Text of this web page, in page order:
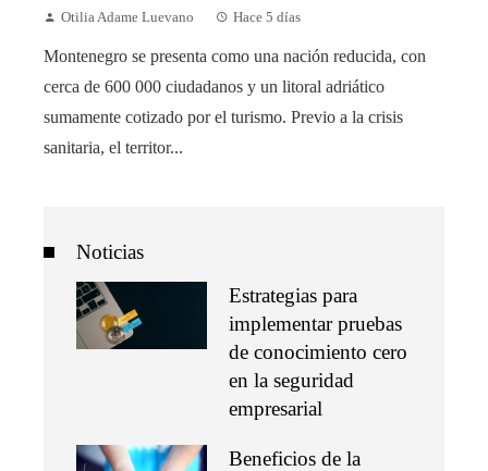
Otilia Adame Luevano Hace 5 días
Montenegro se presenta como una nación reducida, con
cerca de 600 000 ciudadanos y un litoral adriático
sumamente cotizado por el turismo. Previo a la crisis
sanitaria, el territor...
Noticias
Estrategias para
implementar pruebas
de conocimiento cero
en la seguridad
empresarial
Beneficios de la